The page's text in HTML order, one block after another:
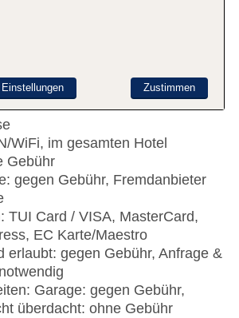
gegen Gebühr, Anfrage
WiFi, im gesamten Hotel
Gebühr
gegen Gebühr, Fremdanbieter
TUI Card / VISA, MasterCard,
EC Karte/Maestro
erlaubt: gegen Gebühr, Anfrage &
Garage: gegen Gebühr,
überdacht: ohne Gebühr
Zustimmen
Einstellungen